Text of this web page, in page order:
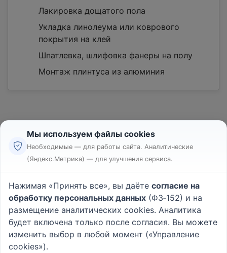
Лакировка дощатого пола
Укладка линолеума или коврового
покрытия на клей
Шпатлевка, шлифовка фанеры на полу
Монтаж плинтуса из алюминия
Реклама
Пользовательское соглашение
Политика конфиденциальности
Вопрос - Ответ|О проекте
Мы используем файлы cookies
Необходимые — для работы сайта. Аналитические
(Яндекс.Метрика) — для улучшения сервиса.
Нажимая «Принять все», вы даёте согласие на
обработку персональных данных (ФЗ‑152) и на
размещение аналитических cookies. Аналитика
будет включена только после согласия. Вы можете
изменить выбор в любой момент («Управление
cookies»).